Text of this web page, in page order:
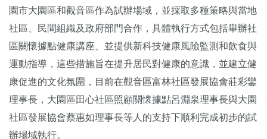
園市大園區和觀音區作為試辦場域，並採取多種策略與當地
社區、民間組織及政府部門合作，具體執行方式包括舉辦社
區關懷據點健康講座、並提供新科技健康風險監測和飲食與
運動指導，這些措施旨在提升居民對健康的意識，並建立健
康促進的文化氛圍，目前在觀音區富林社區發展協會莊彩鑾
理事長，大園區田心社區照顧關懷據點呂淵泉理事長與大園
社區發展協會蔡惠如理事長等人的支持下順利完成初步的試
辦場域執行。